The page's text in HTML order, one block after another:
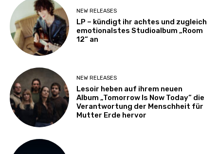
NEW RELEASES
LP – kündigt ihr achtes und zugleich
emotionalstes Studioalbum „Room
12“ an
NEW RELEASES
Lesoir heben auf ihrem neuen
Album „Tomorrow Is Now Today“ die
Verantwortung der Menschheit für
Mutter Erde hervor